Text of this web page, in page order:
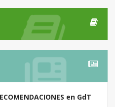
en GdT